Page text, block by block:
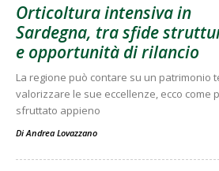
Orticoltura intensiva in
Sardegna, tra sfide
e opportunità di rilancio
La regione può contare su un patrimonio
valorizzare le sue eccellenze, ecco come
sfruttato appieno
Di Andrea Lovazzano